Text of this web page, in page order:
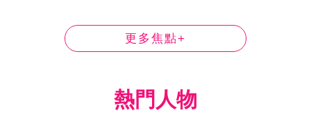
更多焦點+
熱門人物